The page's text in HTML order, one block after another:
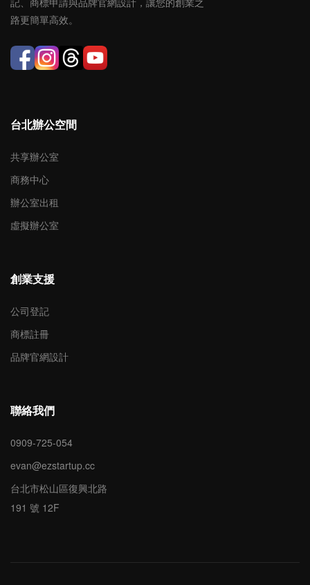
路更簡單高效。
台北辦公空間
共享辦公室
商務中心
辦公室出租
虛擬辦公室
創業支援
公司登記
商標註冊
品牌官網設計
聯絡我們
0909-725-054
evan@ezstartup.cc
台北市松山區復興北路
191 號 12F